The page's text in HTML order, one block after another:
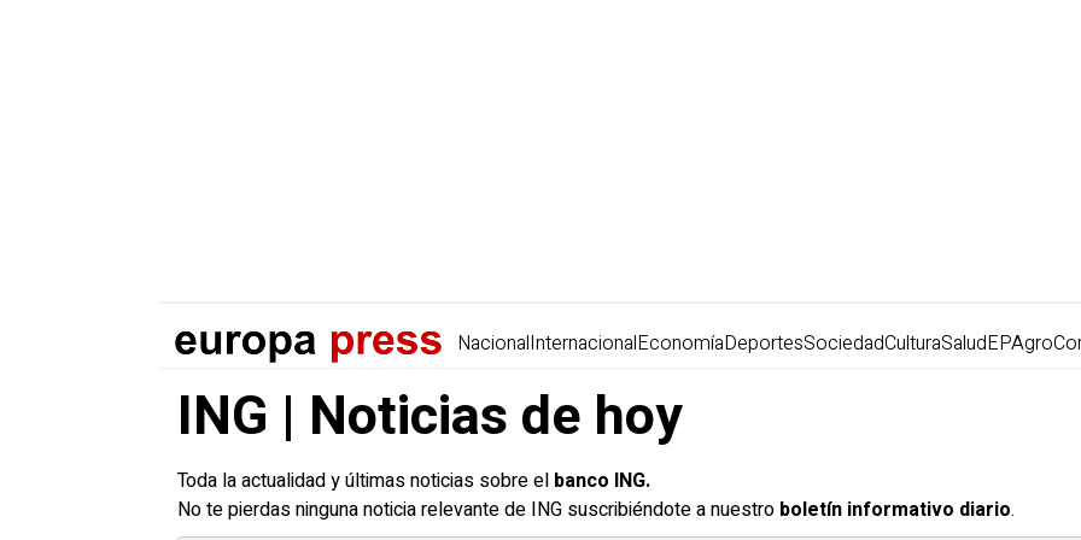
NacionalInternacionalEconomíaDeportesSociedadCulturaSaludEPAgro
ING | Noticias de hoy
Toda la actualidad y últimas noticias sobre el banco ING.
No te pierdas ninguna noticia relevante de ING suscribiéndote a nuestro boletín informativo diario.